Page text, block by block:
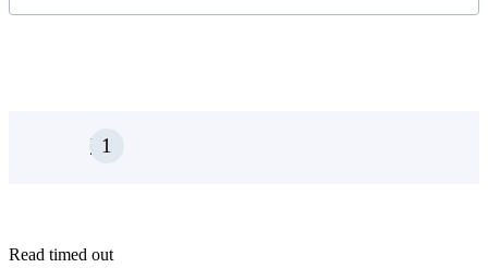
1
RZ
Read timed out